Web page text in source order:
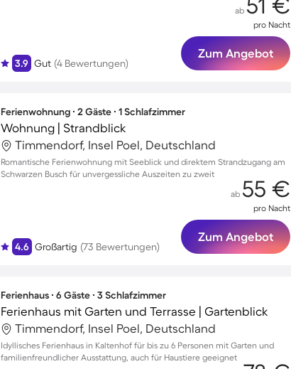
3.9 Gut (4 Bewertungen)
ab 51 €
pro Nacht
Zum Angebot
Ferienwohnung ∙ 2 Gäste ∙ 1 Schlafzimmer
Wohnung | Strandblick
Timmendorf, Insel Poel, Deutschland
Romantische Ferienwohnung mit Seeblick und direktem Strandzugang am
Schwarzen Busch für unvergessliche Auszeiten zu zweit
4.6 Großartig (73 Bewertungen)
ab 55 €
pro Nacht
Zum Angebot
Ferienhaus ∙ 6 Gäste ∙ 3 Schlafzimmer
Ferienhaus mit Garten und Terrasse | Gartenblick
Timmendorf, Insel Poel, Deutschland
Idyllisches Ferienhaus in Kaltenhof für bis zu 6 Personen mit Garten und
familienfreundlicher Ausstattung, auch für Haustiere geeignet